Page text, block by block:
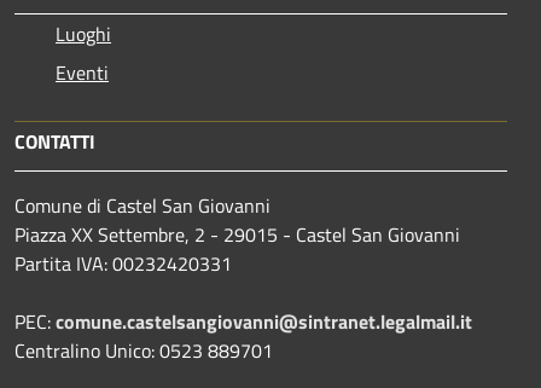
Luoghi
Eventi
CONTATTI
Comune di Castel San Giovanni
Piazza XX Settembre, 2 - 29015 - Castel San Giovanni
Partita IVA: 00232420331
PEC:comune.castelsangiovanni@sintranet.legalmail.it
Centralino Unico: 0523 889701